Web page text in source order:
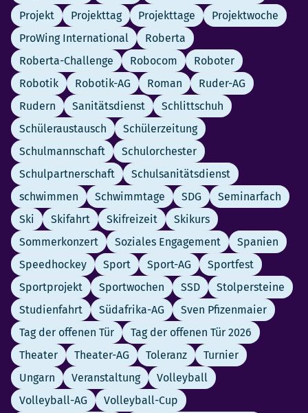
Projekt
Projekttag Projekttage
Projektwoche
ProWing International
Roberta
Roberta-Challenge
Robocom
Roboter
Robotik
Robotik-AG Roman
Ruder-AG
Rudern
Sanitätsdienst
Schlittschuh
Schüleraustausch
Schülerzeitung
Schulmannschaft
Schulorchester
Schulpartnerschaft
Schulsanitätsdienst
schwimmen
Schwimmtage SDG
Seminarfach
Ski
Skifahrt Skifreizeit
Skikurs
Sommerkonzert
Soziales Engagement
Spanien
Speedhockey
Sport Sport-AG
Sportfest
Sportprojekt
Sportwochen SSD
Stolpersteine
Studienfahrt
Südafrika-AG
Sven Pfizenmaier
Tag der offenen Tür
Tag der offenen Tür 2026
Theater
Theater-AG Toleranz
Turnier
Ungarn
Veranstaltung
Volleyball
Volleyball-AG
Volleyball-Cup